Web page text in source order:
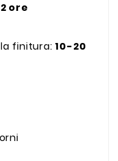
2 ore
finitura:10-20